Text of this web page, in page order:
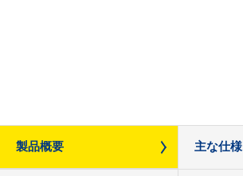
製品概要 主な仕様